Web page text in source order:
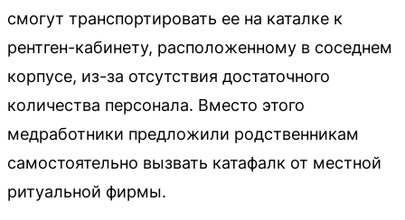
смогут транспортировать ее на каталке к
рентген-кабинету, расположенному в соседнем
корпусе, из-за отсутствия достаточного
количества персонала. Вместо этого
медработники предложили родственникам
самостоятельно вызвать катафалк от местной
ритуальной фирмы.